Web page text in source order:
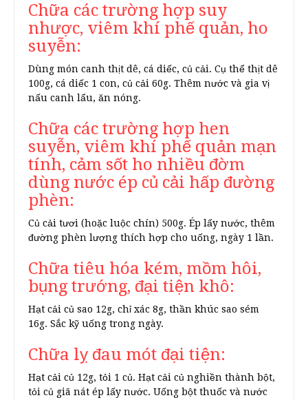
Chữa các trường hợp suy
nhược, viêm khí phế quản, ho
suyễn:
Dùng món canh thịt dê, cá diếc, củ cải. Cụ thể thịt dê
100g, cá diếc 1 con, củ cải 60g. Thêm nước và gia vị
nấu canh lẩu, ăn nóng.
Chữa các trường hợp hen
suyễn, viêm khí phế quản mạn
tính, cảm sốt ho nhiều đờm
dùng nước ép củ cải hấp đường
phèn:
Củ cải tươi (hoặc luộc chín) 500g. Ép lấy nước, thêm
đường phèn lượng thích hợp cho uống, ngày 1 lần.
Chữa tiêu hóa kém, mồm hôi,
bụng trướng, đại tiện khô:
Hạt cải củ sao 12g, chỉ xác 8g, thần khúc sao sém
16g. Sắc kỹ uống trong ngày.
Chữa lỵ đau mót đại tiện:
Hạt cải củ 12g, tỏi 1 củ. Hạt cải củ nghiền thành bột,
tỏi củ giã nát ép lấy nước. Uống bột thuốc và nước